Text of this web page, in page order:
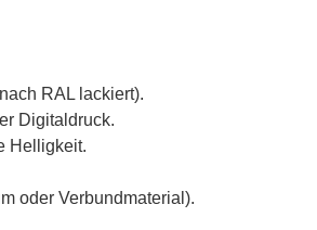
RAL lackiert).
Digitaldruck.
Helligkeit.
oder Verbundmaterial).